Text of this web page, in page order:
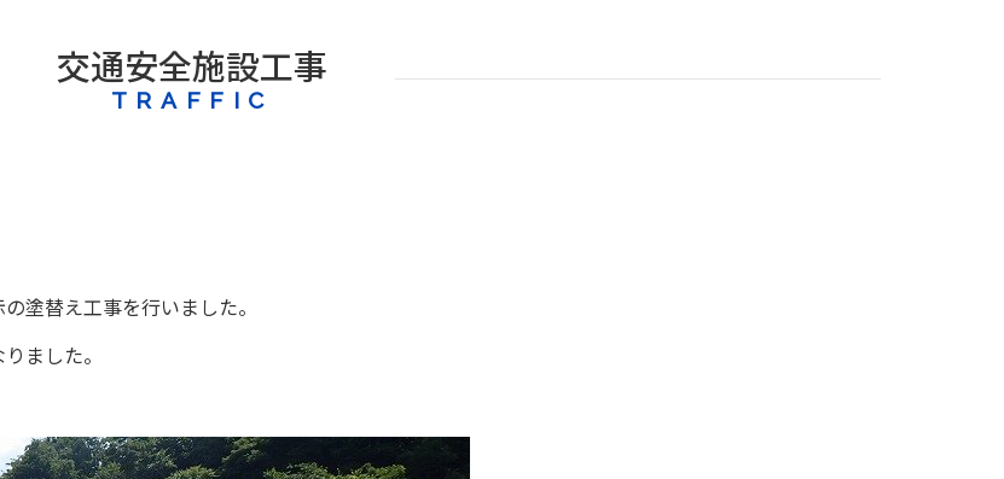
交通安全施設工事
TRAFFIC
塗替え工事を行いました。
ました。